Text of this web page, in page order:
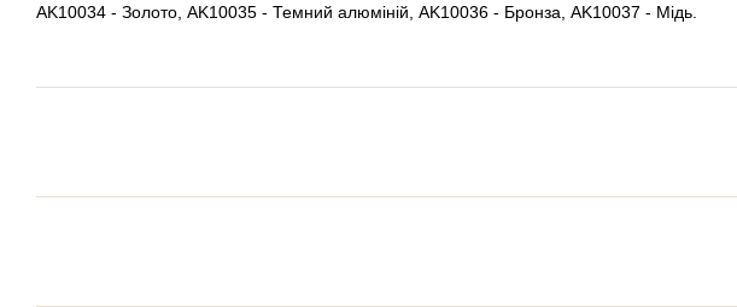
AK10034 - Золото, AK10035 - Темний алюміній, AK10036 - Бронза, AK10037 - Мідь.